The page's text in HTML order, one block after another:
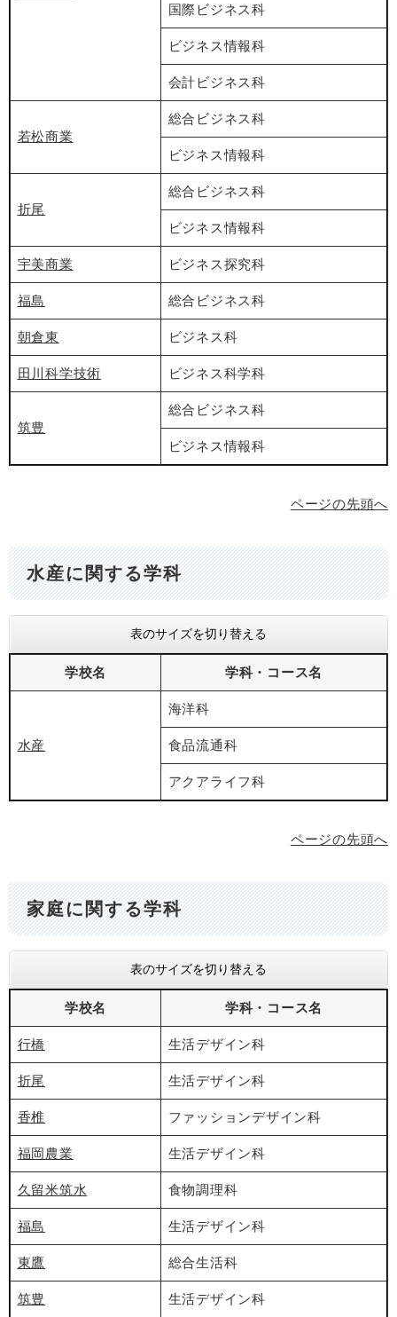
国際ビジネス科
ビジネス情報科
会計ビジネス科
若松商業
総合ビジネス科
ビジネス情報科
折尾
総合ビジネス科
ビジネス情報科
宇美商業 ビジネス探究科
福島 総合ビジネス科
朝倉東 ビジネス科
田川科学技術 ビジネス科学科
筑豊
総合ビジネス科
ビジネス情報科
ページの先頭へ
水産に関する学科
表のサイズを切り替える
学校名 学科・コース名
水産
海洋科
食品流通科
アクアライフ科
ページの先頭へ
家庭に関する学科
表のサイズを切り替える
学校名 学科・コース名
行橋 生活デザイン科
折尾 生活デザイン科
香椎 ファッションデザイン科
福岡農業 生活デザイン科
久留米筑水 食物調理科
福島 生活デザイン科
東鷹 総合生活科
筑豊 生活デザイン科